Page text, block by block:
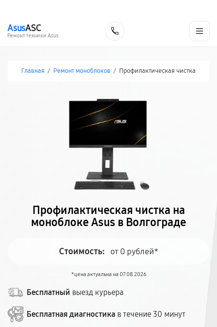
AsusASC
Ремонт техники Asus
Главная / Ремонт моноблоков / Профилактическая чистка
Профилактическая чистка на
моноблоке Asus в Волгограде
Стоимость: от 0 рублей*
*цена актуальна на 07.08.2026
Бесплатный выезд курьера
Бесплатная диагностика в течение 30 минут